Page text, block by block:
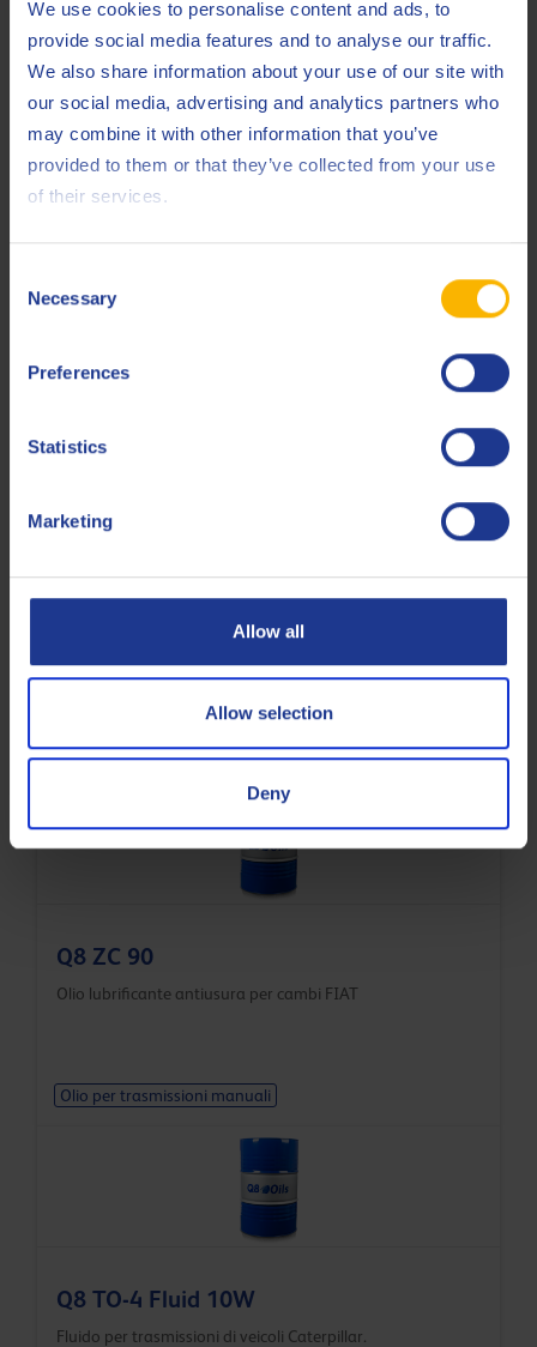
We use cookies to personalise content and ads, to
provide social media features and to analyse our traffic.
We also share information about your use of our site with
our social media, advertising and analytics partners who
may combine it with other information that you’ve
provided to them or that they’ve collected from your use
of their services.
Selection
Necessary
Preferences
Statistics
Marketing
Allow all
Allow selection
Deny
Prodotti correlati
Fluido per trasmissioni di veicoli Caterpillar.
Olio per trasmissioni manuali
Q8 ZC 90
Olio lubrificante antiusura per cambi FIAT
Olio per trasmissioni manuali
Q8 TO-4 Fluid 10W
Fluido per trasmissioni di veicoli Caterpillar.